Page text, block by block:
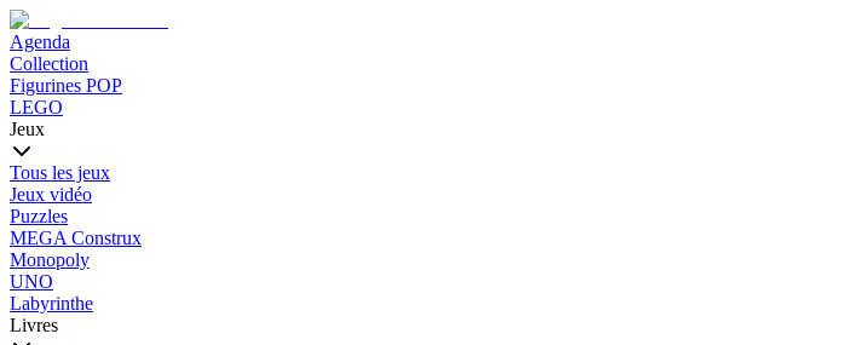
Agenda
Collection
Figurines POP
LEGO
Jeux
Tous les jeux
Jeux vidéo
Puzzles
MEGA Construx
Monopoly
UNO
Labyrinthe
Livres